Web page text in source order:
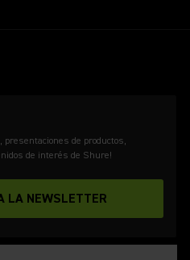
de productos,
de interés de Shure!
LA NEWSLETTER